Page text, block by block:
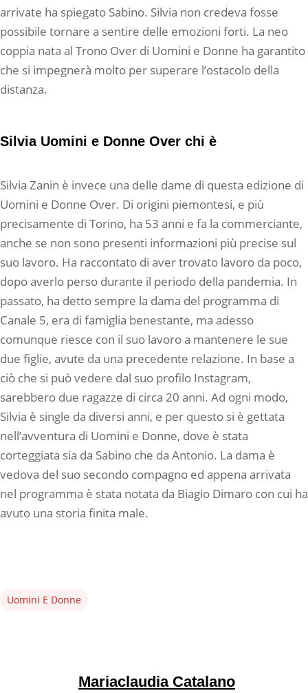
arrivate ha spiegato Sabino. Silvia non credeva fosse
possibile tornare a sentire delle emozioni forti. La neo
coppia nata al Trono Over di Uomini e Donne ha garantito
che si impegnerà molto per superare l’ostacolo della
distanza.
Silvia Uomini e Donne Over chi è
Silvia Zanin è invece una delle dame di questa edizione di
Uomini e Donne Over. Di origini piemontesi, e più
precisamente di Torino, ha 53 anni e fa la commerciante,
anche se non sono presenti informazioni più precise sul
suo lavoro. Ha raccontato di aver trovato lavoro da poco,
dopo averlo perso durante il periodo della pandemia. In
passato, ha detto sempre la dama del programma di
Canale 5, era di famiglia benestante, ma adesso
comunque riesce con il suo lavoro a mantenere le sue
due figlie, avute da una precedente relazione. In base a
ciò che si può vedere dal suo profilo Instagram,
sarebbero due ragazze di circa 20 anni. Ad ogni modo,
Silvia è single da diversi anni, e per questo si è gettata
nell’avventura di Uomini e Donne, dove è stata
corteggiata sia da Sabino che da Antonio. La dama è
vedova del suo secondo compagno ed appena arrivata
nel programma è stata notata da Biagio Dimaro con cui ha
avuto una storia finita male.
Uomini E Donne
Mariaclaudia Catalano